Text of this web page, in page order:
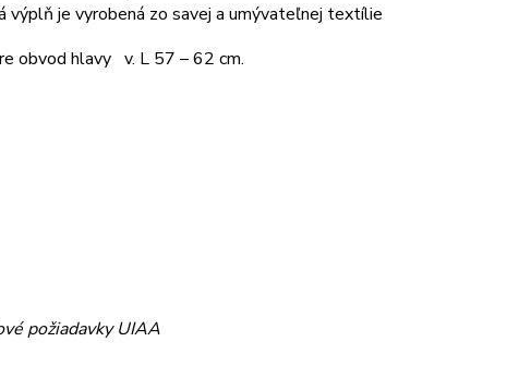
výplň je vyrobená zo savej a umývateľnej textílie
obvod hlavy v. L 57 – 62 cm.
požiadavky UIAA